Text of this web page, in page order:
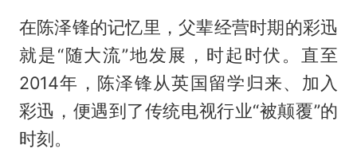
在陈泽锋的记忆里，父辈经营时期的彩迅
就是“随大流”地发展，时起时伏。直至
2014年，陈泽锋从英国留学归来、加入
彩迅，便遇到了传统电视行业“被颠覆”的
时刻。